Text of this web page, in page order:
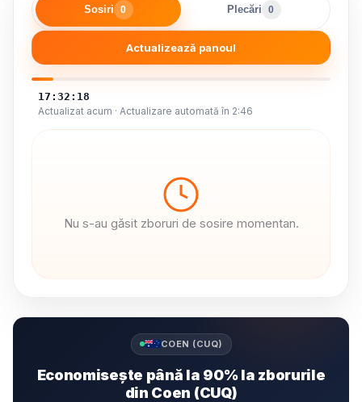
Sosiri 0 Plecări 0
Actualizează panoul
17:32:18
Actualizat acum · Actualizare automată în 2:46
Nu s-au găsit zboruri de sosire momentan.
COEN (CUQ)
Economisește până la 90% la zborurile
din Coen (CUQ)